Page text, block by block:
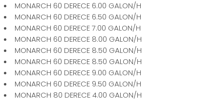
MONARCH 60 DERECE 6.00 GALON/H
MONARCH 60 DERECE 6.50 GALON/H
MONARCH 60 DERECE 7.00 GALON/H
MONARCH 60 DERECE 8.00 GALON/H
MONARCH 60 DERECE 8.50 GALON/H
MONARCH 60 DERECE 8.50 GALON/H
MONARCH 60 DERECE 9.00 GALON/H
MONARCH 60 DERECE 9.50 GALON/H
MONARCH 80 DERECE 4.00 GALON/H